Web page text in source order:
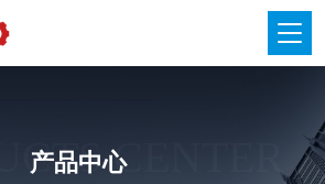
CENTER
产品中心